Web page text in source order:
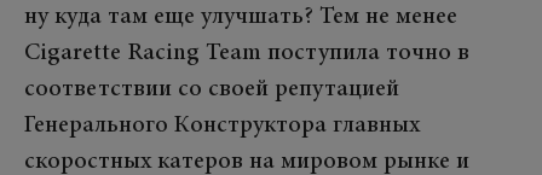
ну куда там еще улучшать? Тем не менее
Cigarette Racing Team поступила точно в
соответствии со своей репутацией
Генерального Конструктора главных
скоростных катеров на мировом рынке и